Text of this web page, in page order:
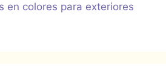
en colores para exteriores